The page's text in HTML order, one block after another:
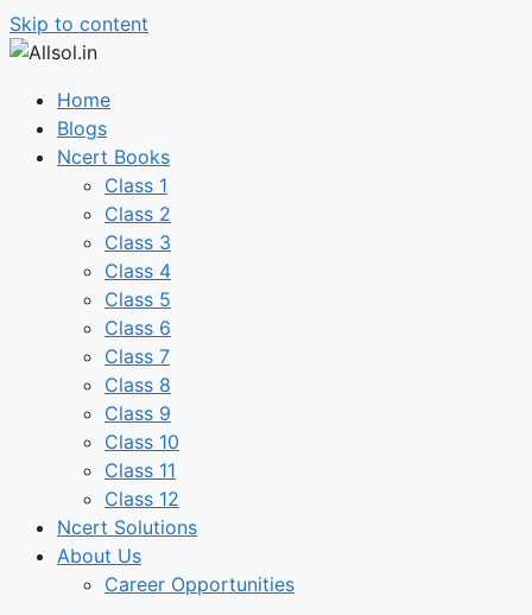
Skip to content
Home
Blogs
Ncert Books
Class 1
Class 2
Class 3
Class 4
Class 5
Class 6
Class 7
Class 8
Class 9
Class 10
Class 11
Class 12
Ncert Solutions
About Us
Career Opportunities